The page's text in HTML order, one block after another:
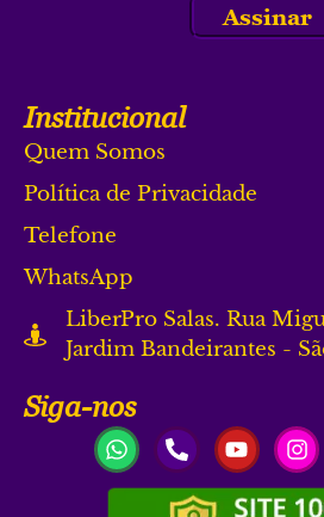
Assinar
Institucional
Quem Somos
Política de Privacidade
Telefone
WhatsApp
LiberPro Salas. Rua
Jardim Bandeirantes -
Siga-nos